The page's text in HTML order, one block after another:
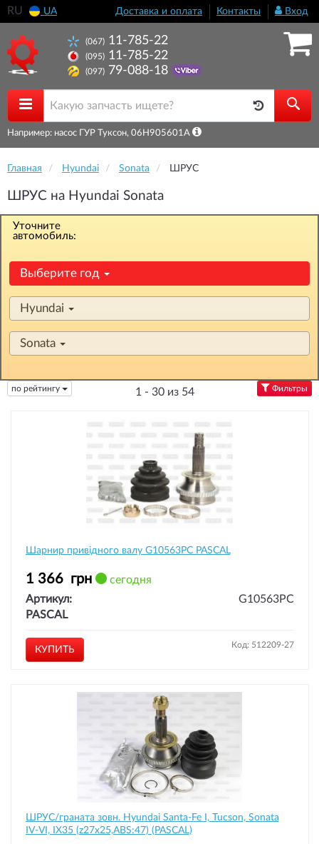
RU UA Доставка и оплата Контакты Вход
(067) 11-785-22
(095) 11-785-22
(097) 79-088-18
Например: насос ГУР Туксон, 06H905601A
Главная Hyundai Sonata ШРУС
ШРУС на Hyundai Sonata
Уточните
автомобиль:
Выберите год
Hyundai
Sonata
по рейтингу 1 - 30 из 54 Фильтры
Шарнир привідного валу G10563PC PASCAL
1 366 грн
сегодня
Артикул:
G10563PC
PASCAL
КУПИТЬ Код: 512209-27
ШРУС/граната зовн. Hyundai Santa-Fe I, Tucson, Sonata
IV-VI, IX35 (z27x25,ABS:47) (PASCAL)